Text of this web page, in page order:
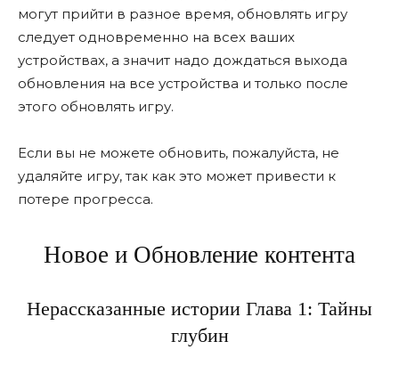
могут прийти в разное время, обновлять игру
следует одновременно на всех ваших
устройствах, а значит надо дождаться выхода
обновления на все устройства и только после
этого обновлять игру.
Если вы не можете обновить, пожалуйста, не
удаляйте игру, так как это может привести к
потере прогресса.
Новое и Обновление контента
Нерассказанные истории Глава 1: Тайны
глубин